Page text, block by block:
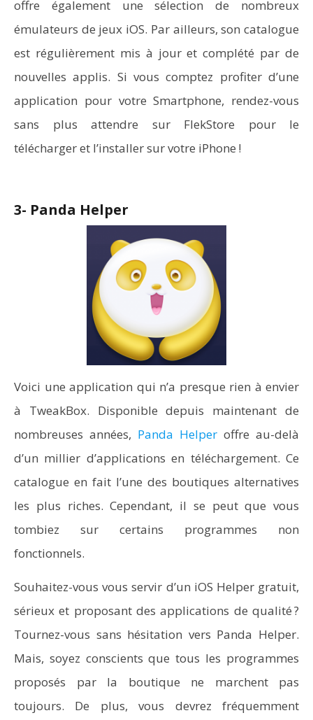
offre également une sélection de nombreux
émulateurs de jeux iOS. Par ailleurs, son catalogue
est régulièrement mis à jour et complété par de
nouvelles applis. Si vous comptez profiter d’une
application pour votre Smartphone, rendez-vous
sans plus attendre sur FlekStore pour le
télécharger et l’installer sur votre iPhone !
3- Panda Helper
Voici une application qui n’a presque rien à envier
à TweakBox. Disponible depuis maintenant de
nombreuses années, Panda Helper offre au-delà
d’un millier d’applications en téléchargement. Ce
catalogue en fait l’une des boutiques alternatives
les plus riches. Cependant, il se peut que vous
tombiez sur certains programmes non
fonctionnels.
Souhaitez-vous vous servir d’un iOS Helper gratuit,
sérieux et proposant des applications de qualité ?
Tournez-vous sans hésitation vers Panda Helper.
Mais, soyez conscients que tous les programmes
proposés par la boutique ne marchent pas
toujours. De plus, vous devrez fréquemment